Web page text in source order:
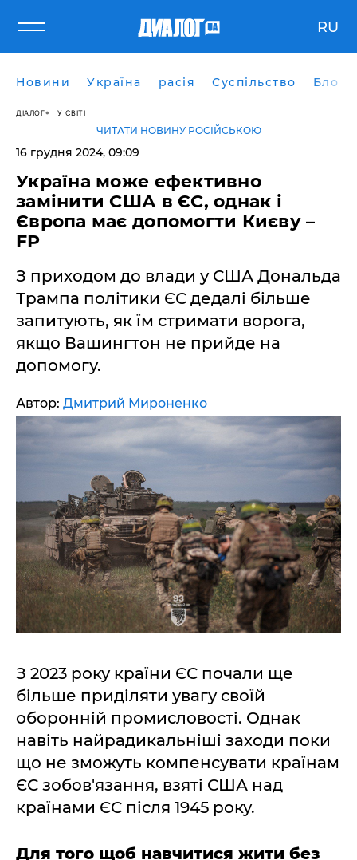
RU
Новини Україна расія Суспільство Блоги
ДІАЛОГ У СВІТІ
ЧИТАТИ НОВИНУ РОСІЙСЬКОЮ
16 грудня 2024, 09:09
Україна може ефективно
замінити США в ЄС, однак і
Європа має допомогти Києву –
FP
З приходом до влади у США Дональда
Трампа політики ЄС дедалі більше
запитують, як їм стримати ворога,
якщо Вашингтон не прийде на
допомогу.
Автор: Дмитрий Мироненко
З 2023 року країни ЄС почали ще
більше приділяти увагу своїй
оборонній промисловості. Однак
навіть найрадикальніші заходи поки
що не зможуть компенсувати країнам
ЄС зобов'язання, взяті США над
країнами ЄС після 1945 року.
Для того щоб навчитися жити без